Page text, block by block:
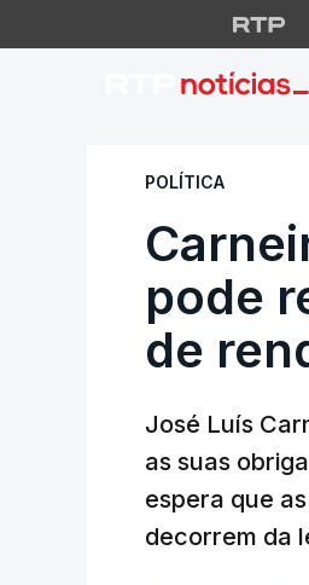
POLÍTICA
pode
de
José Luís
as suas
espera que
decorrem da